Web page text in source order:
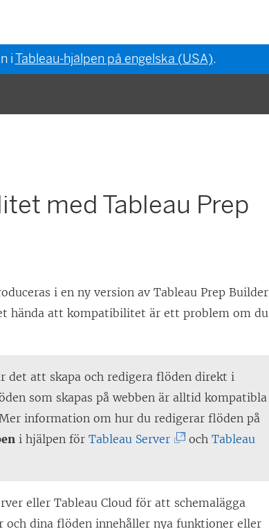
iTableau-hjälpen på engelska (USA).
med Tableau Prep
i en ny version av Tableau Prep Builder
hända att kompatibilitet är ett problem om du
det att skapa och redigera flöden direkt i
som skapas på webben är alltid kompatibla
information om hur du redigerar flöden på
i hjälpen förTableau Server(
n
k
ochTableau
ellerTableau Cloud för att schemalägga
och dina flöden innehåller nya funktioner eller